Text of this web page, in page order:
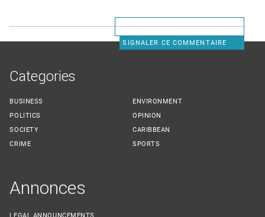
SIGNALER CE COMMENTAIRE
Categories
BUSINESS
POLITICS
SOCIETY
CRIME
ENVIRONMENT
OPINION
CARIBBEAN
SPORTS
Annonces